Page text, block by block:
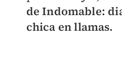
de Indomable:
chica en llamas.